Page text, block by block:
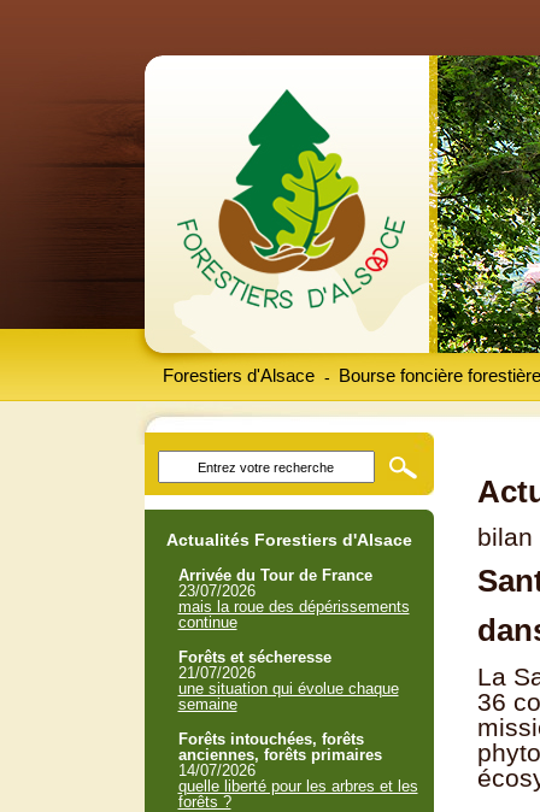
Forestiers d'Alsace Bourse foncière forestière
-
bilan
La
36
Actualités Forestiers d'Alsace
Arrivée du Tour de France
23/07/2026
mais la roue des dépérissements
continue
Forêts et sécheresse
21/07/2026
une situation qui évolue chaque
semaine
Forêts intouchées, forêts
anciennes, forêts primaires
14/07/2026
quelle liberté pour les arbres et les
forêts ?